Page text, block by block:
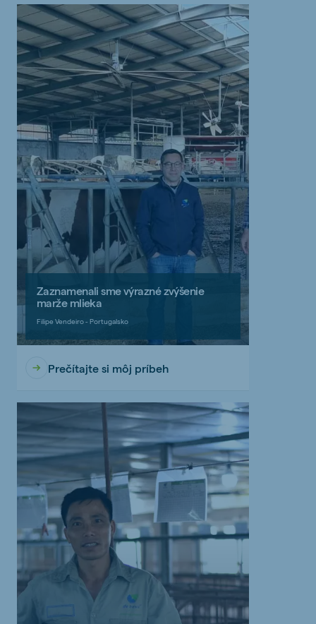
Zaznamenali sme výrazné zvýšenie
marže mlieka
Filipe Vendeiro - Portugalsko
Prečítajte si môj príbeh